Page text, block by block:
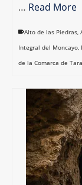
… Read More
Alto de las Piedras,
Integral del Moncayo,
de la Comarca de